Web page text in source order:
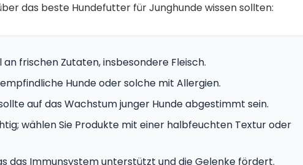
das beste Hundefutter für Junghunde wissen sollten:
frischen Zutaten, insbesondere Fleisch.
Hunde oder solche mit Allergien.
auf das Wachstum junger Hunde abgestimmt sein.
wählen Sie Produkte mit einer halbfeuchten Textur oder
das Immunsystem unterstützt und die Gelenke fördert.